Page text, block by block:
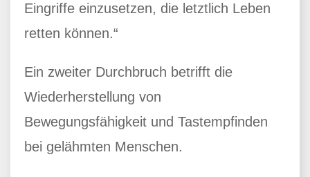
Eingriffe einzusetzen, die letztlich Leben
retten können.“
Ein zweiter Durchbruch betrifft die
Wiederherstellung von
Bewegungsfähigkeit und Tastempfinden
bei gelähmten Menschen.